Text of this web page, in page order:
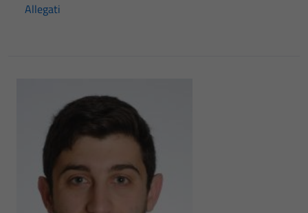
Allegati